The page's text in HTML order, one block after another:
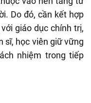
Do đó, cần kết hợp
giáo dục chính trị,
sĩ, học viên giữ vững
nhiệm trong tiếp